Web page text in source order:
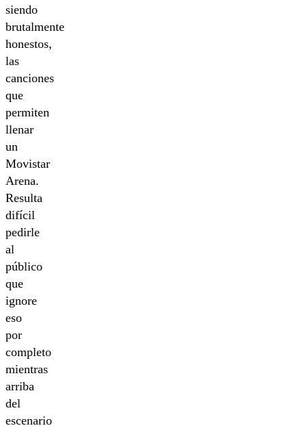
siendo
brutalmente
honestos,
las
canciones
que
permiten
llenar
un
Movistar
Arena.
Resulta
difícil
pedirle
al
público
que
ignore
eso
por
completo
mientras
arriba
del
escenario